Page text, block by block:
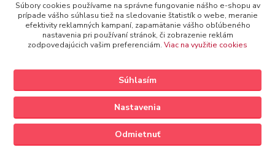
Mgr. Ivana Kirschnerová
+421 918 763 777
Vytvorené na Eshop-rychlo.sk
Súbory cookies používame na správne fungovanie nášho e-shopu av
prípade vášho súhlasu tiež na sledovanie štatistík o webe, meranie
efektivity reklamných kampaní, zapamätanie vášho obľúbeného
nastavenia pri používaní stránok, či zobrazenie reklám
zodpovedajúcich vašim preferenciám. Viac na využitie cookies
Nastavenia
Súhlasím